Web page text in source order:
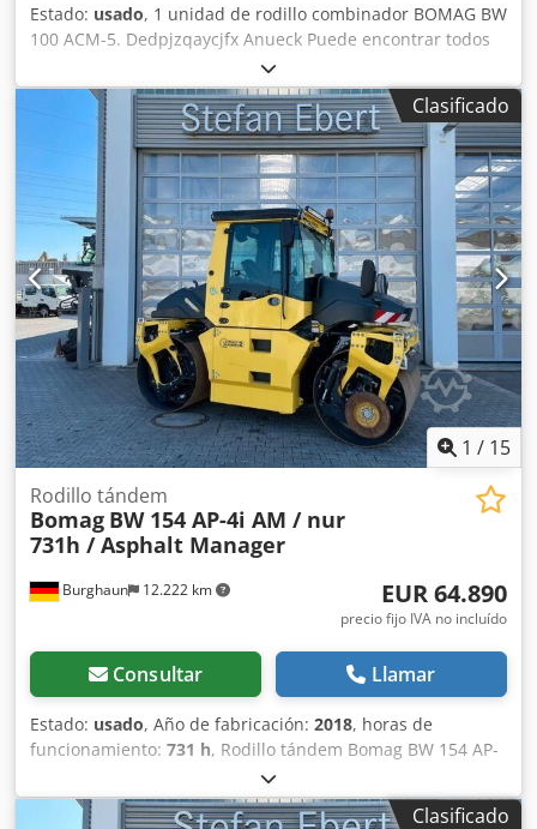
Estado: usado, 1 unidad de rodillo combinador BOMAG BW
100 ACM-5. Dedpjzqaycjfx Anueck Puede encontrar todos
los datos técnicos del artículo que se subasta en la sección
«Documentos» en formato PDF, disponible para descargar.
Color: como se muestra en las imágenes, de acuerdo con
las fotos y la inspección. Estado: usado.
Clasificado
1 / 15
Burghaun 12.222 km
Rodillo tándem
Bomag BW 154 AP-4i AM / nur
731h / Asphalt Manager
EUR 64.890
precio fijo IVA no incluído
Consultar Llamar
Estado: usado, Año de fabricación: 2018, horas de
funcionamiento: 731 h, Rodillo tándem Bomag BW 154 AP-
4 AM, año de fabricación: 2018, horas de funcionamiento:
solo 731 h, motor: Kubota [55,4 kW/75 CV], Asphalt
Clasificado